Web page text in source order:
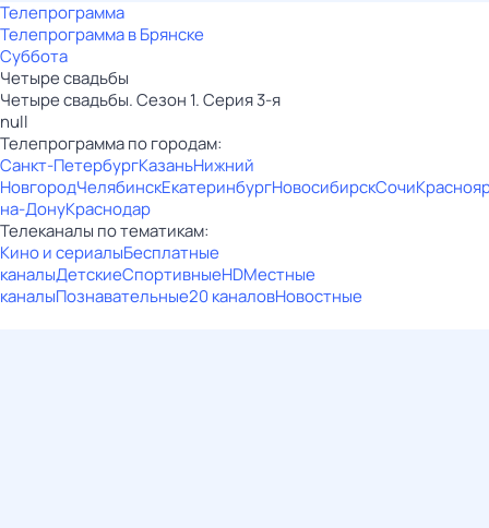
Телепрограмма
Телепрограмма в Брянске
Суббота
Четыре свадьбы
Четыре свадьбы. Сезон 1. Серия 3-я
null
Телепрограмма по городам:
Санкт-ПетербургКазаньНижний
НовгородЧелябинскЕкатеринбургНовосибирскСочи
на-ДонуКраснодар
Телеканалы по тематикам:
Кино и сериалыБесплатные
каналыДетскиеСпортивныеHDМестные
каналыПознавательные20 каналовНовостные